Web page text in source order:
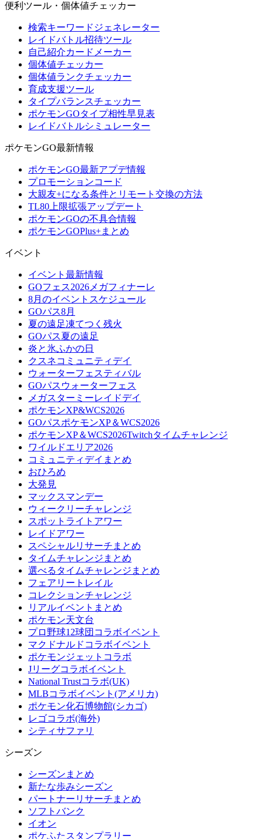
便利ツール・個体値チェッカー
検索キーワードジェネレーター
レイドバトル招待ツール
自己紹介カードメーカー
個体値チェッカー
個体値ランクチェッカー
育成支援ツール
タイプバランスチェッカー
ポケモンGOタイプ相性早見表
レイドバトルシミュレーター
ポケモンGO最新情報
ポケモンGO最新アプデ情報
プロモーションコード
大親友+になる条件とリモート交換の方法
TL80上限拡張アップデート
ポケモンGOの不具合情報
ポケモンGOPlus+まとめ
イベント
イベント最新情報
GOフェス2026メガフィナーレ
8月のイベントスケジュール
GOパス8月
夏の遠足凍てつく残火
GOパス夏の遠足
炎と氷ふかの日
クスネコミュニティデイ
ウォーターフェスティバル
GOパスウォーターフェス
メガスターミーレイドデイ
ポケモンXP&WCS2026
GOパスポケモンXP＆WCS2026
ポケモンXP＆WCS2026Twitchタイムチャレンジ
ワイルドエリア2026
コミュニティデイまとめ
おひろめ
大発見
マックスマンデー
ウィークリーチャレンジ
スポットライトアワー
レイドアワー
スペシャルリサーチまとめ
タイムチャレンジまとめ
選べるタイムチャレンジまとめ
フェアリートレイル
コレクションチャレンジ
リアルイベントまとめ
ポケモン天文台
プロ野球12球団コラボイベント
マクドナルドコラボイベント
ポケモンジェットコラボ
Jリーグコラボイベント
National Trustコラボ(UK)
MLBコラボイベント(アメリカ)
ポケモン化石博物館(シカゴ)
レゴコラボ(海外)
シティサファリ
シーズン
シーズンまとめ
新たな歩みシーズン
パートナーリサーチまとめ
ソフトバンク
イオン
ポケふたスタンプラリー